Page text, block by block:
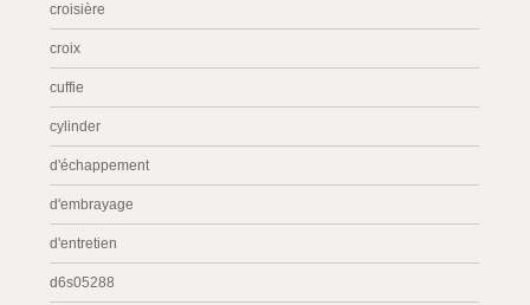
croisière
croix
cuffie
cylinder
d'échappement
d'embrayage
d'entretien
d6s05288